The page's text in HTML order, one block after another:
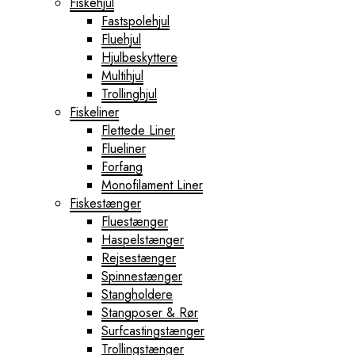
Fastspolehjul
Fluehjul
Hjulbeskyttere
Multihjul
Trollinghjul
Fiskeliner
Flettede Liner
Flueliner
Forfang
Monofilament Liner
Fiskestænger
Fluestænger
Haspelstænger
Rejsestænger
Spinnestænger
Stangholdere
Stangposer & Rør
Surfcastingstænger
Trollingstænger